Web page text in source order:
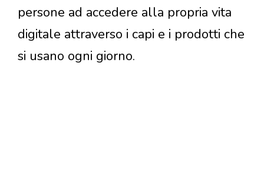
persone ad accedere alla propria vita
digitale attraverso i capi e i prodotti che
si usano ogni giorno.